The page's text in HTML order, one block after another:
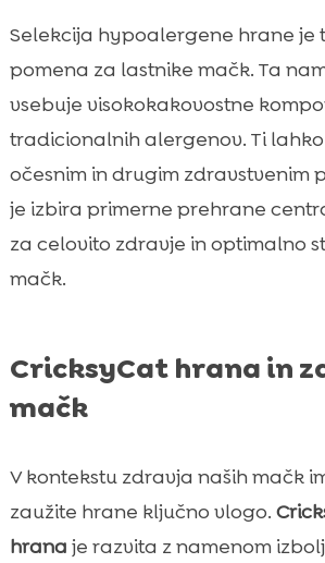
Selekcija hypoalergene hrane je
pomena za lastnike mačk. Ta
vsebuje visokokakovostne
tradicionalnih alergenov. Ti
očesnim in drugim zdravstvenim
je izbira primerne prehrane
za celovito zdravje in optimalno
mačk.
CricksyCat hrana in
mačk
V kontekstu zdravja naših mačk
zaužite hrane ključno vlogo.
hrana je razvita z namenom